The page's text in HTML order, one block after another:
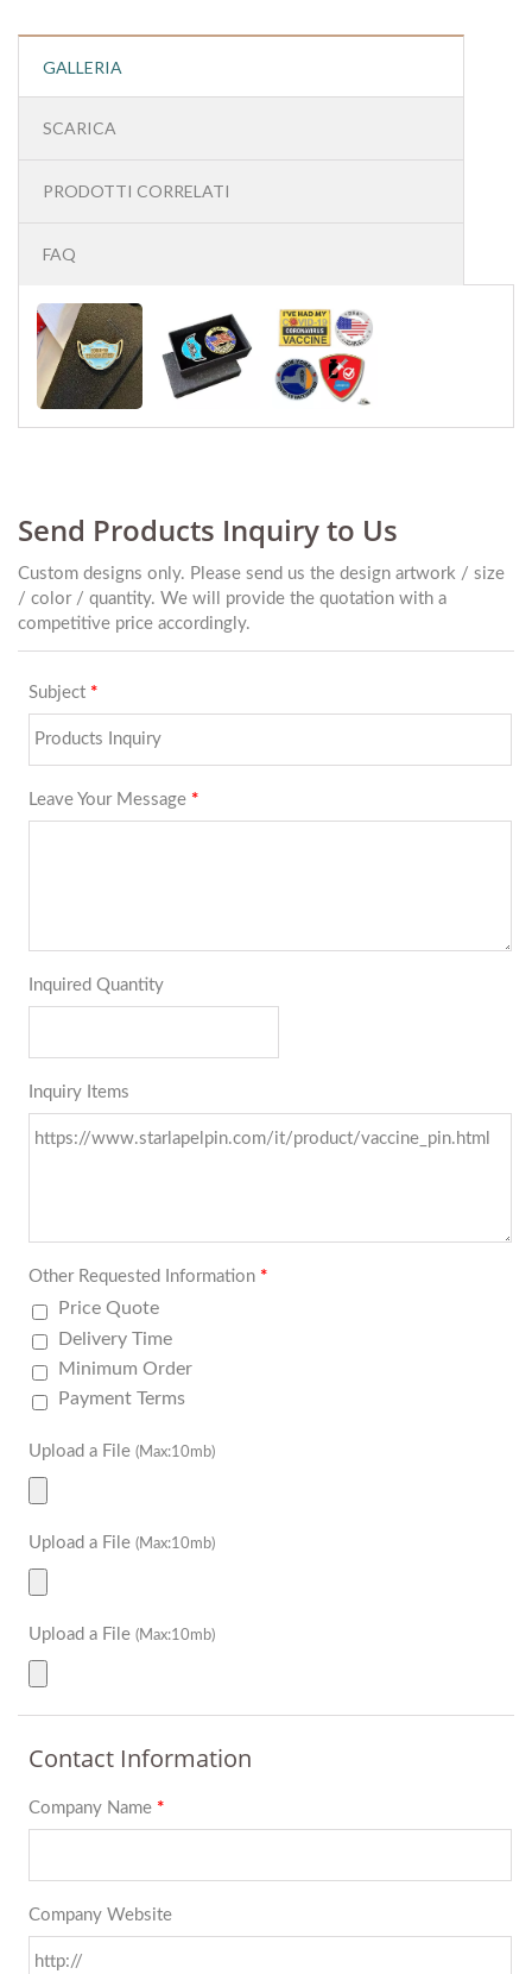
GALLERIA
SCARICA
PRODOTTI CORRELATI
FAQ